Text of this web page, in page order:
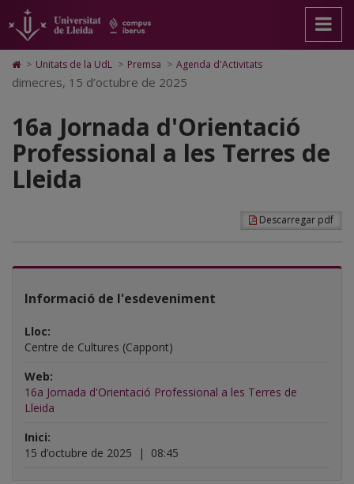
16a
Jornada
d'Orientació
Professional
les
Terres
de
pàgina
principal.
Universitat
Lleida
contingut
principal
Mapa
Web.
Universitat
Cerca
Accessibilitat.
Universitat
Lleida
Icono
de
Home
ir
la
página
de
inicio
> Unitats de la UdL > Premsa > Agenda d'Activitats
dimecres, 15 d’octubre de 2025
16a Jornada d'Orientació
Professional a les Terres de
Lleida
Descarregar pdf
Informació de l'esdeveniment
Lloc:
Centre de Cultures (Cappont)
Web:
16a Jornada d'Orientació Professional a les Terres de
Lleida
Inici:
15 d’octubre de 2025
| 08:45